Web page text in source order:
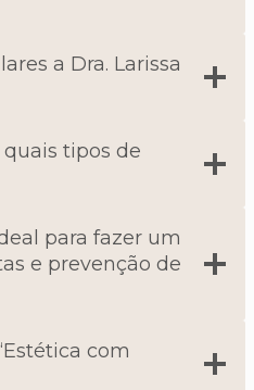
a Dra. Larissa
quais tipos de
para fazer um
e prevenção de
com